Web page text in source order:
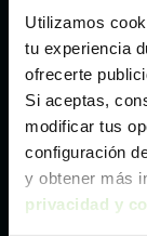
Utilizamos
tu experiencia
ofrecerte
Si aceptas,
modificar tus
configuración
y obtener más
privacidad y
Málaga
Valencia
Zaragoza